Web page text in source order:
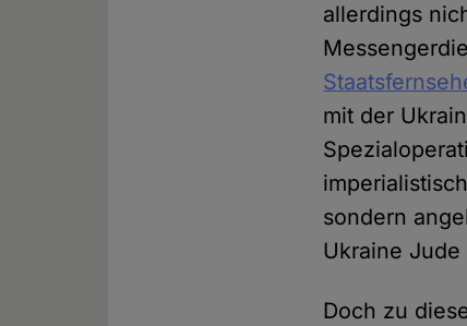
allerdings
mit der
sondern
Ukraine
Doch zu